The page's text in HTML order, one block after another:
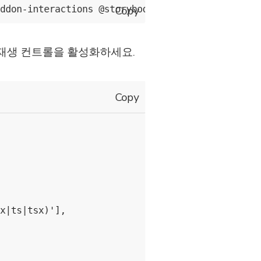
Copy
생 컨트롤을 활성화하세요.
Copy